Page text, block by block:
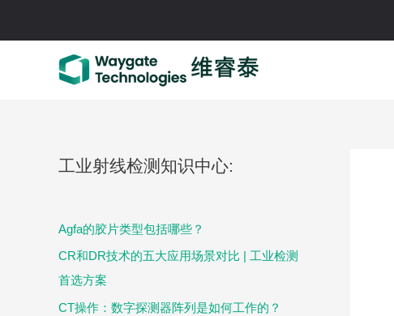
工业射线检测知识中心:
Agfa的胶片类型包括哪些？
CR和DR技术的五大应用场景对比 | 工业检测
首选方案
CT操作：数字探测器阵列是如何工作的？